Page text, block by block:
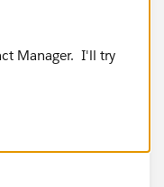
Manager. I'll try